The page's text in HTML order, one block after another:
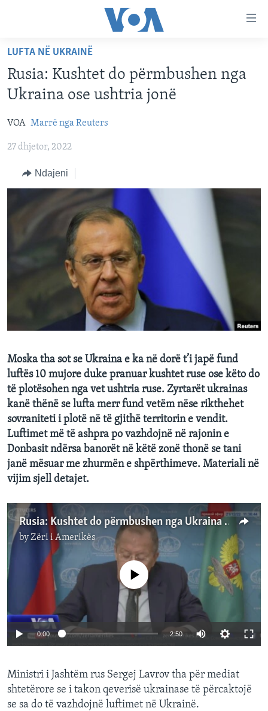
faqen
kryesore
Kalo
tek
faqja
Kalo
kërkimi
FAQJA KRYESORE
KATEGORITË
BALLKANI
EVROPA
BOTA
MJEDISI
KULTURË
SHKENCË DHE TEKNOLOGJI
SHËNDETËSI
INTERVISTA
FOLLOW US
Gjuhët
LUFTA NË UKRAINË
Rusia: Kushtet do përmbushen nga
Ukraina ose ushtria jonë
VOA Marrë nga Reuters
27 dhjetor, 2022
Ndajeni
Moska tha sot se Ukraina e ka në dorë t’i japë fund
luftës 10 mujore duke pranuar kushtet ruse ose këto do
të plotësohen nga vet ushtria ruse. Zyrtarët ukrainas
kanë thënë se lufta merr fund vetëm nëse rikthehet
sovraniteti i plotë në të gjithë territorin e vendit.
Luftimet më të ashpra po vazhdojnë në rajonin e
Donbasit ndërsa banorët në këtë zonë thonë se tani
janë mësuar me zhurmën e shpërthimeve. Materiali në
vijim sjell detajet.
Rusia: Kushtet do përmbushen nga Ukraina ose ushtria jonë
byZëri i Amerikës
No media source currently available
0:00 2:50
Ministri i Jashtëm rus Sergej Lavrov tha për mediat
shtetërore se i takon qeverisë ukrainase të përcaktojë
se sa do të vazhdojnë luftimet në Ukrainë.